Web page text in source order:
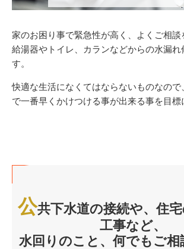
家のお困り事で緊急性が高く、よくご相談
給湯器やトイレ、カランなどからの水漏
す。
快適な生活になくてはならないものなの
で一番早くかけつける事が出来る事を目標
公共下水道の接続や、住
工事など、
水回りのこと、何でもご相